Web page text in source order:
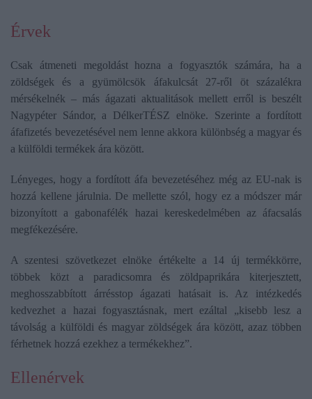
Érvek
Csak átmeneti megoldást hozna a fogyasztók számára, ha a
zöldségek és a gyümölcsök áfakulcsát 27-ről öt százalékra
mérsékelnék – más ágazati aktualitások mellett erről is beszélt
Nagypéter Sándor, a DélkerTÉSZ elnöke. Szerinte a fordított
áfafizetés bevezetésével nem lenne akkora különbség a magyar és
a külföldi termékek ára között.
Lényeges, hogy a fordított áfa bevezetéséhez még az EU-nak is
hozzá kellene járulnia. De mellette szól, hogy ez a módszer már
bizonyított a gabonafélék hazai kereskedelmében az áfacsalás
megfékezésére.
A szentesi szövetkezet elnöke értékelte a 14 új termékkörre,
többek közt a paradicsomra és zöldpaprikára kiterjesztett,
meghosszabbított árrésstop ágazati hatásait is. Az intézkedés
kedvezhet a hazai fogyasztásnak, mert ezáltal „kisebb lesz a
távolság a külföldi és magyar zöldségek ára között, azaz többen
férhetnek hozzá ezekhez a termékekhez”.
Ellenérvek